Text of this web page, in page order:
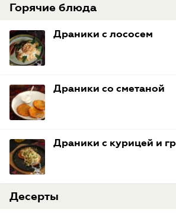
Горячие блюда
Драники с лососем
Драники со сметаной
Драники с курицей и
Десерты